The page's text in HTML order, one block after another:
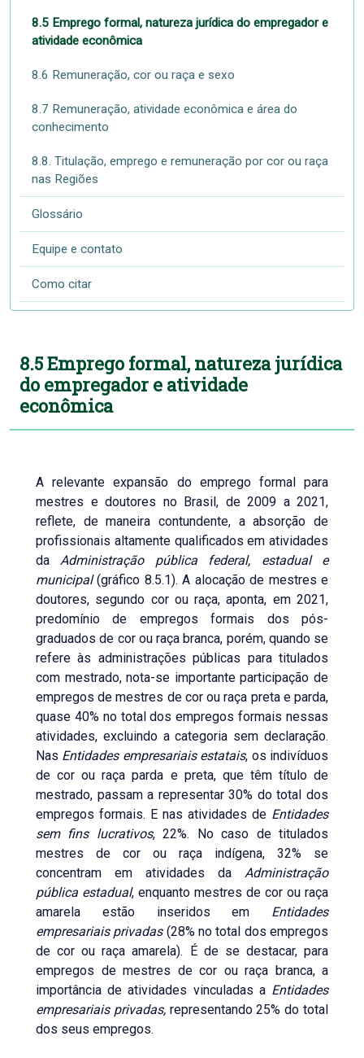
8.5 Emprego formal, natureza jurídica do empregador e
atividade econômica
8.6 Remuneração, cor ou raça e sexo
8.7 Remuneração, atividade econômica e área do
conhecimento
8.8. Titulação, emprego e remuneração por cor ou raça
nas Regiões
Glossário
Equipe e contato
Como citar
8.5 Emprego formal, natureza jurídica
do empregador e atividade
econômica
A relevante expansão do emprego formal para
mestres e doutores no Brasil, de 2009 a 2021,
reflete, de maneira contundente, a absorção de
profissionais altamente qualificados em atividades
daAdministração pública federal, estadual e
municipal(gráfico 8.5.1). A alocação de mestres e
doutores, segundo cor ou raça, aponta, em 2021,
predomínio de empregos formais dos pós-
graduados de cor ou raça branca, porém, quando se
refere às administrações públicas para titulados
com mestrado, nota-se importante participação de
empregos de mestres de cor ou raça preta e parda,
quase 40% no total dos empregos formais nessas
atividades, excluindo a categoria sem declaração.
Nas Entidades empresariais estatais, os indivíduos
de cor ou raça parda e preta, que têm título de
mestrado, passam a representar 30% do total dos
empregos formais. E nas atividades de Entidades
sem fins lucrativos, 22%. No caso de titulados
mestres de cor ou raça indígena, 32% se
concentram em atividades da Administração
pública estadual, enquanto mestres de cor ou raça
amarela estão inseridos em Entidades
empresariais privadas(28% no total dos empregos
de cor ou raça amarela). É de se destacar, para
empregos de mestres de cor ou raça branca, a
importância de atividades vinculadas a Entidades
empresariais privadas,representando 25% do total
dos seus empregos.